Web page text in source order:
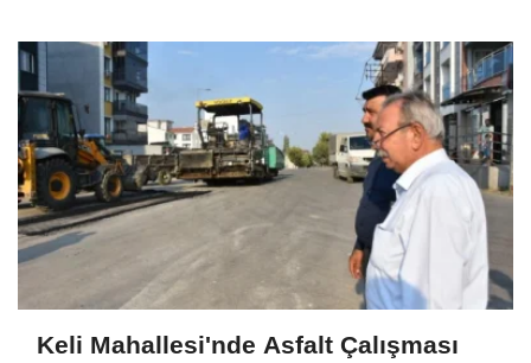
Keli Mahallesi'nde Asfalt Çalışması